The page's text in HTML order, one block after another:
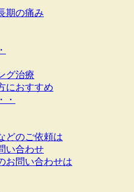
期の痛み
グ治療
におすすめ
・
どのご依頼は
い合わせ
お問い合わせは